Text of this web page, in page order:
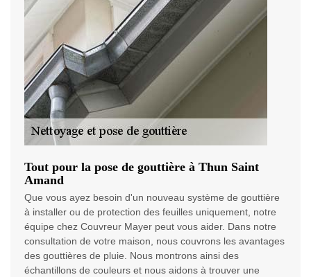
Tout pour la pose de gouttière à Thun Saint
Amand
Que vous ayez besoin d'un nouveau système de gouttière
à installer ou de protection des feuilles uniquement, notre
équipe chez Couvreur Mayer peut vous aider. Dans notre
consultation de votre maison, nous couvrons les avantages
des gouttières de pluie. Nous montrons ainsi des
échantillons de couleurs et nous aidons à trouver une